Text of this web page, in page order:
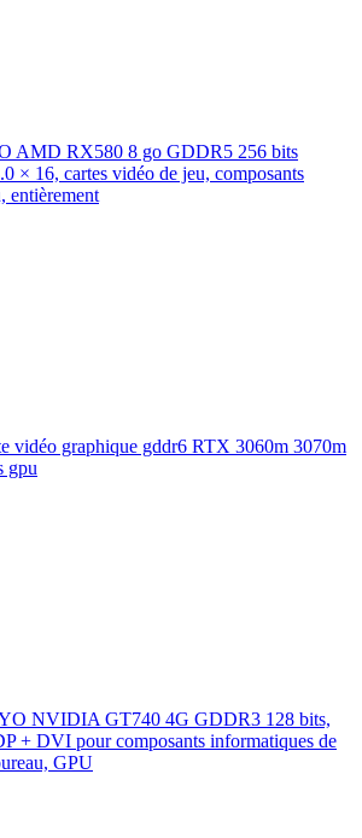
AMD RX580 8 go GDDR5 256 bits
× 16, cartes vidéo de jeu, composants
entièrement
vidéo graphique gddr6 RTX 3060m 3070m
gpu
NVIDIA GT740 4G GDDR3 128 bits,
+ DVI pour composants informatiques de
GPU